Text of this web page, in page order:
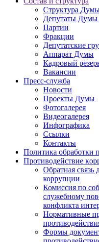
Структура
Депутаты Думы
Партии
Фракции
Депутатские
Аппарат Думы
Кадровый
Вакансии
Пресс-служба
Новости
Проекты Думы
Фотогалерея
Видеогалерея
Инфографика
Ссылки
Контакты
Политика обработки
Прoтивoдeйствие
Обратная связь
коррупции
Комиссия по
служебному
конфликта
Нормативные
Формы